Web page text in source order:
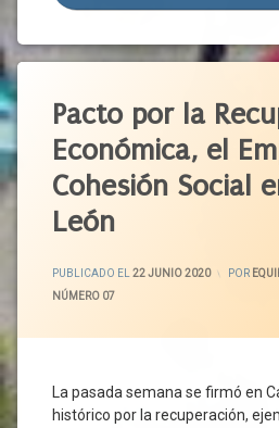
Sindicales
Pacto
Político
Pesca
Prestaciones
Del
Desempleo
Económica
Reconstrucción
Social
Diálogo
Ejemplo
Estado
Alarma
FRMP
Gobierno
Grupos
Públicas
Normalidad
Normativa
Pacto por la
Económica, el
Cohesión Social
León
PUBLICADO EL 22 JUNIO 2020 POR
CATEGORÍAS:
NÚMERO 07
La pasada semana se firmó en
histórico por la recuperación,
Atención
Residencial
Autónomos
Blog
Castilla
Y León
Ciudadanos
Covid-
Crisis
Económica